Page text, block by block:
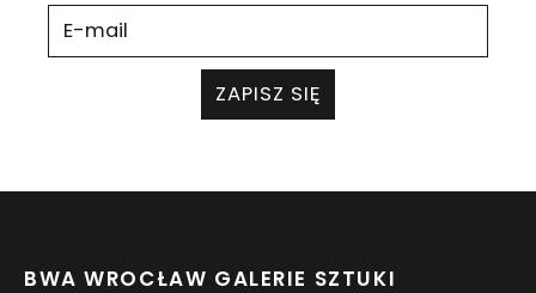
ZAPISZ SIĘ
BWA WROCŁAW GALERIE SZTUKI